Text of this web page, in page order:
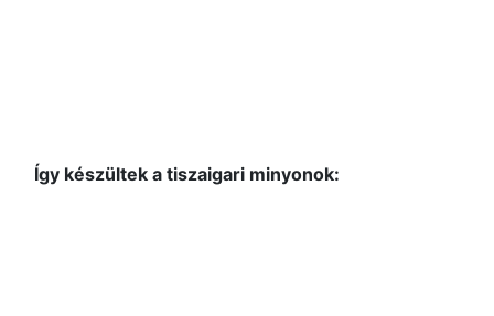
Így készültek a tiszaigari minyonok: